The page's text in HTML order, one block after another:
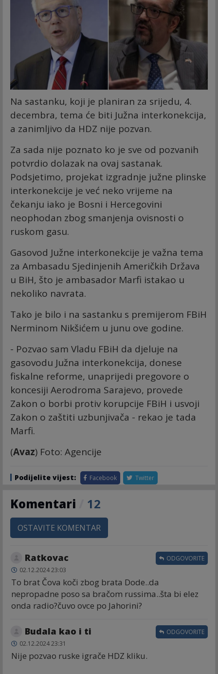
Na sastanku, koji je planiran za srijedu, 4.
decembra, tema će biti Južna interkonekcija,
a zanimljivo da HDZ nije pozvan.
Za sada nije poznato ko je sve od pozvanih
potvrdio dolazak na ovaj sastanak.
Podsjetimo, projekat izgradnje južne plinske
interkonekcije je već neko vrijeme na
čekanju iako je Bosni i Hercegovini
neophodan zbog smanjenja ovisnosti o
ruskom gasu.
Gasovod Južne interkonekcije je važna tema
za Ambasadu Sjedinjenih Američkih Država
u BiH, što je ambasador Marfi istakao u
nekoliko navrata.
Tako je bilo i na sastanku s premijerom FBiH
Nerminom Nikšićem u junu ove godine.
- Pozvao sam Vladu FBiH da djeluje na
gasovodu Južna interkonekcija, donese
fiskalne reforme, unaprijedi pregovore o
koncesiji Aerodroma Sarajevo, provede
Zakon o borbi protiv korupcije FBiH i usvoji
Zakon o zaštiti uzbunjivača - rekao je tada
Marfi.
(Avaz) Foto: Agencije
Podijelite vijest: Facebook Twitter
Komentari 12
OSTAVITE KOMENTAR
Ratkovac
02.12.2024 23:03
To brat Čova koči zbog brata Dode..da
nepropadne poso sa bračom russima..šta bi elez
onda radio?čuvo ovce po Jahorini?
ODGOVORITE
Budala kao i ti
02.12.2024 23:31
Nije pozvao ruske igrače HDZ kliku.
ODGOVORITE